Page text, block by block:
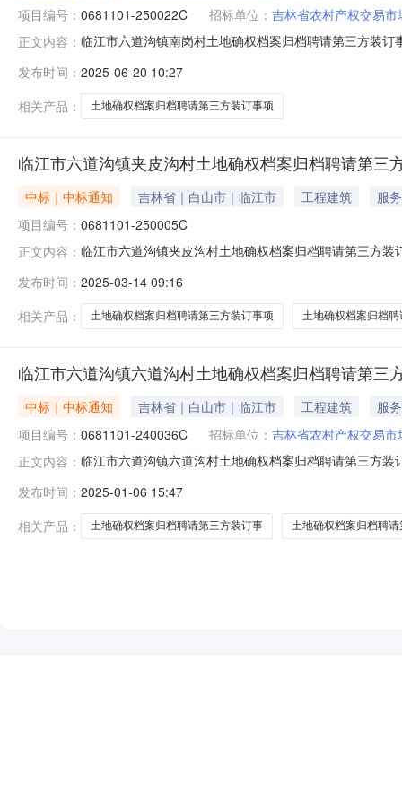
项目编号： 0681101-250022C 招标单位： 吉林省农村产权交易市
正文内容： 临江市六道沟镇南岗村土地确权档案归档聘请第三方装
(www.jlncjy.com)以及吉林省白山市临江市六道沟镇池南
发布时间： 2025-06-20 10:27
相关产品：
土地确权档案归档聘请第三方装订事项
临江市六道沟镇夹皮沟村土地确权档案归档聘请第三
中标｜中标通知 吉林省｜白山市｜临江市 工程建筑
服务
项目编号： 0681101-250005C
正文内容： 临江市六道沟镇夹皮沟村土地确权档案归档聘请第三方
(www.jlncjy.com)以及吉林省白山市临江市六道沟镇池南
发布时间： 2025-03-14 09:16
相关产品：
土地确权档案归档聘请第三方装订事项 土地确权档案归档
临江市六道沟镇六道沟村土地确权档案归档聘请第三
中标｜中标通知 吉林省｜白山市｜临江市 工程建筑
服务
项目编号： 0681101-240036C 招标单位： 吉林省农村产权交易市
正文内容： 临江市六道沟镇六道沟村土地确权档案归档聘请第三方
(www.jlncjy.com)以及吉林省白山市临江市六道沟镇池南
发布时间： 2025-01-06 15:47
相关产品：
土地确权档案归档聘请第三方装订事 土地确权档案归档聘